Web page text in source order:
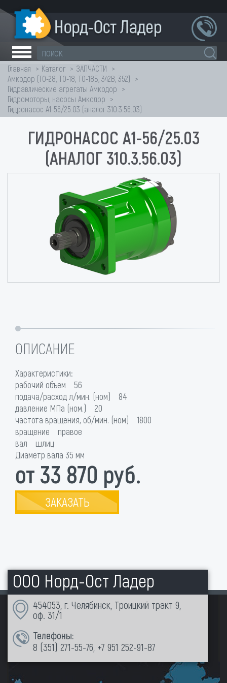
Главная Каталог
ЗАПЧАСТИ
Амкодор (ТО-28, ТО-18, ТО-18Б, 342В, 352)
Гидравлические агрегаты Амкодор
Гидромоторы, насосы Амкодор
Гидронасос А1-56/25.03 (аналог 310.3.56.03)
ГИДРОНАСОС А1-56/25.03
(АНАЛОГ 310.3.56.03)
ОПИСАНИЕ
Характеристики:
рабочий объем 56
подача/расход л/мин. (ном) 84
давление МПа (ном.) 20
частота вращения, об/мин. (ном) 1800
вращение правое
вал шлиц
Диаметр вала 35 мм
от 33 870 руб.
ЗАКАЗАТЬ
ООО Норд-Ост Ладер
454053, г. Челябинск, Троицкий тракт 9,
оф. 31/1
Телефоны:
8 (351) 271-55-76 +7 951 252-91-87